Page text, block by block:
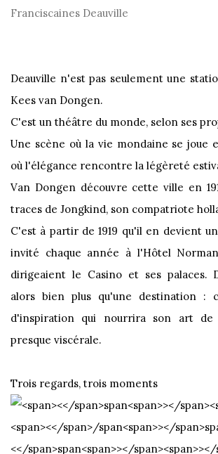
Franciscaines Deauville
Deauville n'est pas seulement une
Kees van Dongen.
C'est un théâtre du monde, selon ses
Une scène où la vie mondaine se joue
où l'élégance rencontre la légèreté
Van Dongen découvre cette ville en
traces de Jongkind, son compatriote
C'est à partir de 1919 qu'il en devient
invité chaque année à l'Hôtel
dirigeaient le Casino et ses palaces.
alors bien plus qu'une destination :
d'inspiration qui nourrira son art de
presque viscérale.
Trois regards, trois moments